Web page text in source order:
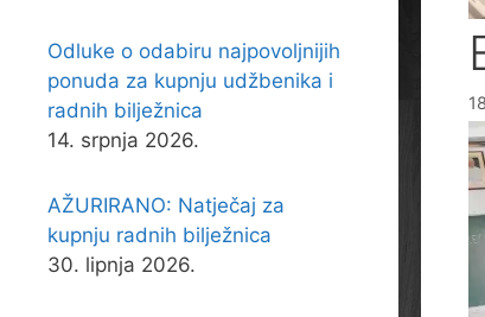
Odluke o odabiru najpovoljnijih
ponuda za kupnju udžbenika i
radnih bilježnica
14. srpnja 2026.
AŽURIRANO: Natječaj za
kupnju radnih bilježnica
30. lipnja 2026.